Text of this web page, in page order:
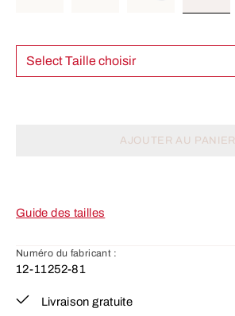
Select Taille choisir
AJOUTER AU PANIER
Guide des tailles
Numéro du fabricant :
12-11252-81
Livraison gratuite